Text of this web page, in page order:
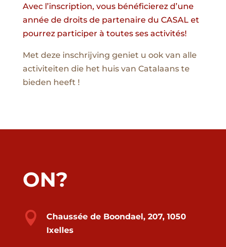
Avec l’inscription, vous bénéficierez d’une
année de droits de partenaire du CASAL et
pourrez participer à toutes ses activités!
Met deze inschrijving geniet u ook van alle
activiteiten die het huis van Catalaans te
bieden heeft !
ON?

Chaussée de Boondael, 207, 1050
Ixelles